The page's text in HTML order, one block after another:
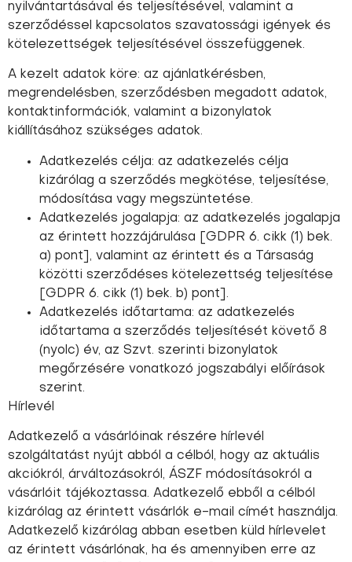
nyilvántartásával és teljesítésével, valamint a
szerződéssel kapcsolatos szavatossági igények és
kötelezettségek teljesítésével összefüggenek.
A kezelt adatok köre: az ajánlatkérésben,
megrendelésben, szerződésben megadott adatok,
kontaktinformációk, valamint a bizonylatok
kiállításához szükséges adatok.
Adatkezelés célja: az adatkezelés célja
kizárólag a szerződés megkötése, teljesítése,
módosítása vagy megszüntetése.
Adatkezelés jogalapja: az adatkezelés jogalapja
az érintett hozzájárulása [GDPR 6. cikk (1) bek.
a) pont], valamint az érintett és a Társaság
közötti szerződéses kötelezettség teljesítése
[GDPR 6. cikk (1) bek. b) pont].
Adatkezelés időtartama: az adatkezelés
időtartama a szerződés teljesítését követő 8
(nyolc) év, az Szvt. szerinti bizonylatok
megőrzésére vonatkozó jogszabályi előírások
szerint.
Hírlevél
Adatkezelő a vásárlóinak részére hírlevél
szolgáltatást nyújt abból a célból, hogy az aktuális
akciókról, árváltozásokról, ÁSZF módosításokról a
vásárlóit tájékoztassa. Adatkezelő ebből a célból
kizárólag az érintett vásárlók e-mail címét használja.
Adatkezelő kizárólag abban esetben küld hírlevelet
az érintett vásárlónak, ha és amennyiben erre az